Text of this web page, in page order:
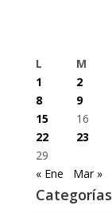
L
M
1
2
8
9
15
16
22
23
29
« Ene
Mar »
Categorías